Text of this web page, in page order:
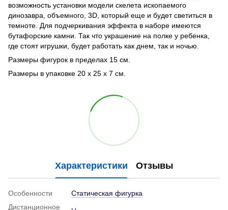
возможность установки модели скелета ископаемого
динозавра, объемного, 3D, который еще и будет светиться в
темноте. Для подчеркивания эффекта в наборе имеются
бутафорские камни. Так что украшение на полке у ребенка,
где стоят игрушки, будет работать как днем, так и ночью.
Размеры фигурок в пределах 15 см.
Размеры в упаковке 20 х 25 х 7 см.
Характеристики Отзывы
Особенности
Статическая фигурка
Дистанционное